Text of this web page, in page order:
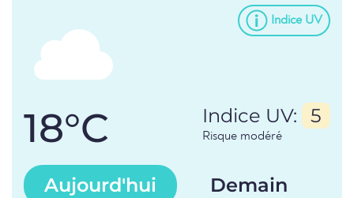
Indice UV
18°C Indice UV: 5
Risque modéré
Aujourd'hui Demain